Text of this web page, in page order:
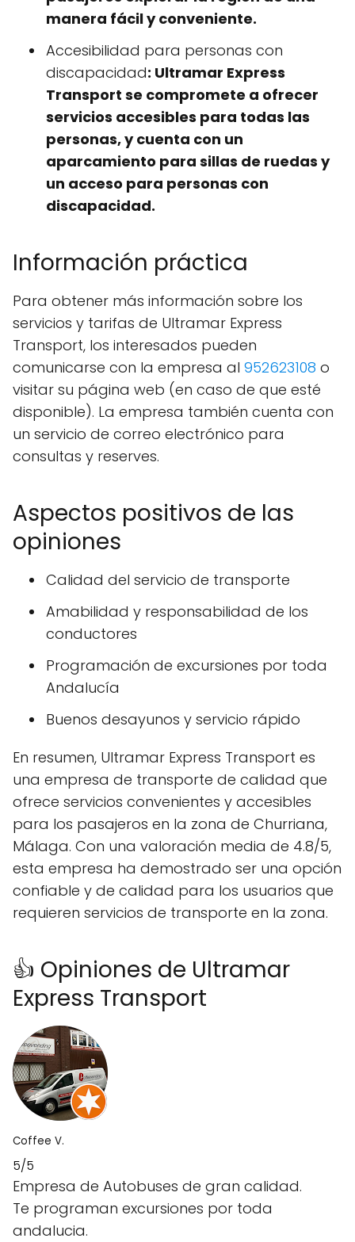
manera fácil y conveniente.
Accesibilidad para personas con
discapacidad: Ultramar Express
Transport se compromete a ofrecer
servicios accesibles para todas las
personas, y cuenta con un
aparcamiento para sillas de ruedas y
un acceso para personas con
discapacidad.
Información práctica
Para obtener más información sobre los
servicios y tarifas de Ultramar Express
Transport, los interesados pueden
comunicarse con la empresa al 952623108 o
visitar su página web (en caso de que esté
disponible). La empresa también cuenta con
un servicio de correo electrónico para
consultas y reserves.
Aspectos positivos de las
opiniones
Calidad del servicio de transporte
Amabilidad y responsabilidad de los
conductores
Programación de excursiones por toda
Andalucía
Buenos desayunos y servicio rápido
En resumen, Ultramar Express Transport es
una empresa de transporte de calidad que
ofrece servicios convenientes y accesibles
para los pasajeros en la zona de Churriana,
Málaga. Con una valoración media de 4.8/5,
esta empresa ha demostrado ser una opción
confiable y de calidad para los usuarios que
requieren servicios de transporte en la zona.
👍 Opiniones de Ultramar
Express Transport
Coffee V.
5/5
Empresa de Autobuses de gran calidad.
Te programan excursiones por toda
andalucia.